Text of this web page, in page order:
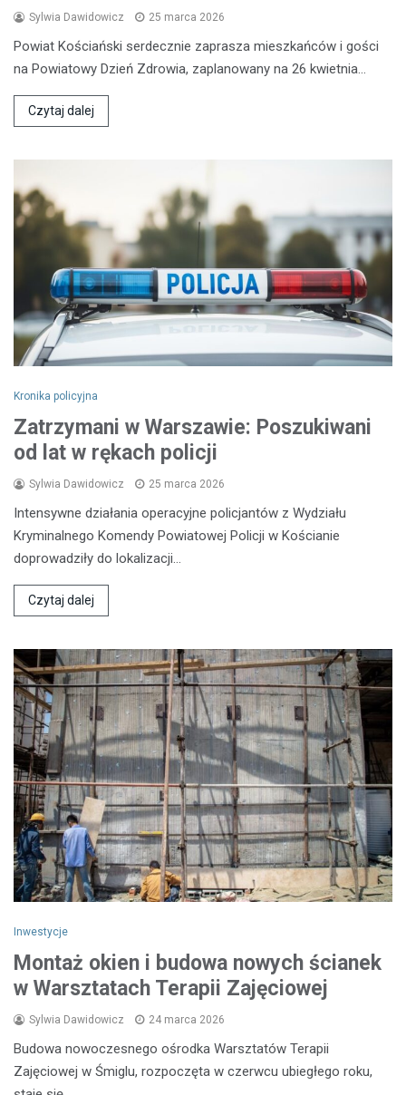
Sylwia Dawidowicz 25 marca 2026
Powiat Kościański serdecznie zaprasza mieszkańców i gości
na Powiatowy Dzień Zdrowia, zaplanowany na 26 kwietnia…
Czytaj dalej
Kronika policyjna
Zatrzymani w Warszawie: Poszukiwani
od lat w rękach policji
Sylwia Dawidowicz 25 marca 2026
Intensywne działania operacyjne policjantów z Wydziału
Kryminalnego Komendy Powiatowej Policji w Kościanie
doprowadziły do lokalizacji…
Czytaj dalej
Inwestycje
Montaż okien i budowa nowych ścianek
w Warsztatach Terapii Zajęciowej
Sylwia Dawidowicz 24 marca 2026
Budowa nowoczesnego ośrodka Warsztatów Terapii
Zajęciowej w Śmiglu, rozpoczęta w czerwcu ubiegłego roku,